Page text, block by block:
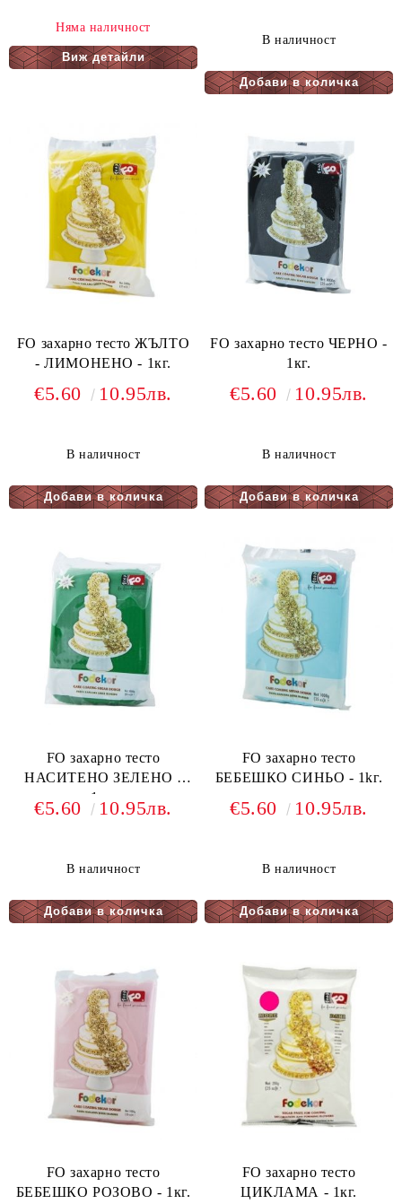
Няма наличност
Виж детайли
В наличност
FO захарно тесто ЖЪЛТО
- ЛИМОНЕНО - 1кг.
€5.60 10.95лв.
В наличност
FO захарно тесто ЧЕРНО -
1кг.
€5.60 10.95лв.
В наличност
FO захарно тесто
НАСИТЕНО ЗЕЛЕНО -
1кг.
€5.60 10.95лв.
В наличност
FO захарно тесто
БЕБЕШКО СИНЬО - 1kг.
€5.60 10.95лв.
В наличност
FO захарно тесто
БЕБЕШКО РОЗОВО - 1кг.
FO захарно тесто
ЦИКЛАМА - 1кг.